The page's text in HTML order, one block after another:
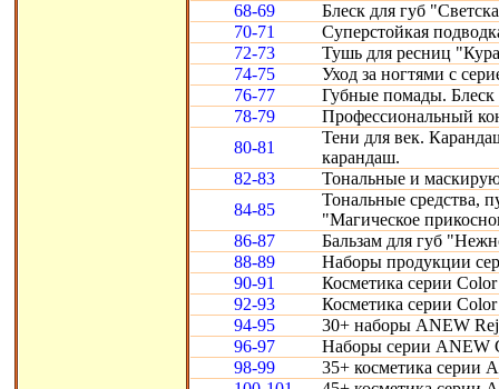
68-69
Блеск для губ
70-71
Суперстойкая
72-73
Тушь для ресниц
74-75
Уход за ногтями с
76-77
Губные помады. Блеск
78-79
Профессиональный
80-81
Тени для век.
карандаш.
82-83
Тональные и
84-85
Тональные средства,
"Магическое
86-87
Бальзам для губ
88-89
Наборы продукции
90-91
Косметика серии
92-93
Косметика серии
94-95
30+ наборы ANEW
96-97
Наборы серии ANEW
98-99
35+ косметика серии